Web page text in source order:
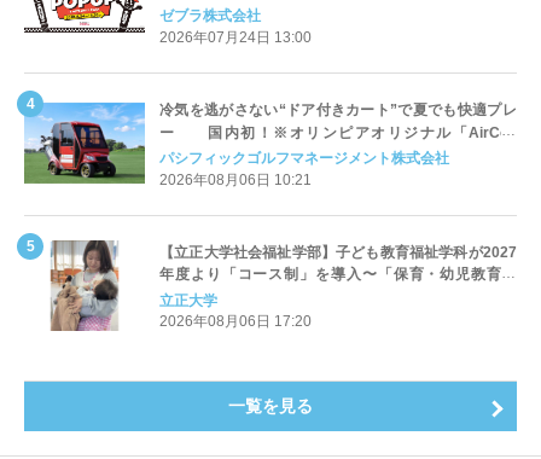
渋谷RAYARD MIYASHITA PARKで開催！
ゼブラ株式会社
2026年07月24日 13:00
冷気を逃がさない“ドア付きカート”で夏でも快適プレ
ー 国内初！※オリンピアオリジナル「AirCon
Cart（エアコンカート）」導入 | ＰＧＭ
パシフィックゴルフマネージメント株式会社
2026年08月06日 10:21
【立正大学社会福祉学部】子ども教育福祉学科が2027
年度より「コース制」を導入〜「保育・幼児教育」
「初等教育」「子ども心理」の3コースを新設し、目指
すキャリアと学びを明確化〜
立正大学
2026年08月06日 17:20
一覧を見る